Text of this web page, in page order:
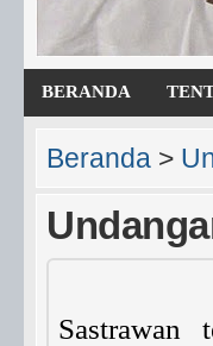
BERANDA
Beranda >
Sastrawan